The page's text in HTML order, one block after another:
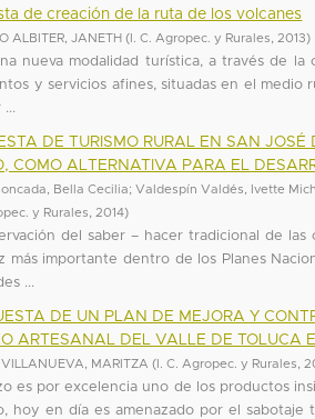
de creación de la ruta de los volcanes
ALBITER, JANETH ( I. C. Agropec. y Rurales 2013)
nueva modalidad turística, a través de
y servicios afines, situadas en el medio
DE TURISMO RURAL EN SAN
COMO ALTERNATIVA PARA EL
Bella Cecilia;Valdespín Valdés, Ivette
y Rurales 2014)
del saber – hacer tradicional de
más importante dentro de los Planes
...
DE UN PLAN DE MEJORA Y
ARTESANAL DEL VALLE DE TOLUCA
VILLANUEVA, MARITZA ( I. C. Agropec. y Rurales
es por excelencia uno de los productos
hoy en día es amenazado por el